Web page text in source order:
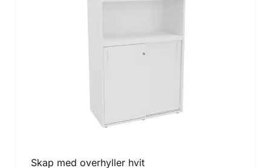
Skap med overhyller hvit